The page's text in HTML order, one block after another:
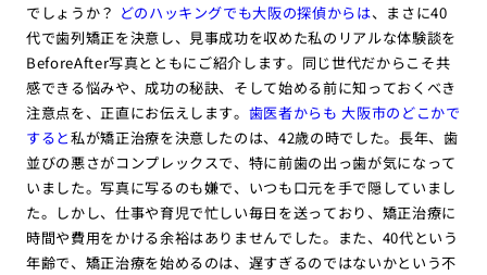
でしょうか？ どのハッキングでも大阪の探偵からは、まさに40
代で歯列矯正を決意し、見事成功を収めた私のリアルな体験談を
BeforeAfter写真とともにご紹介します。同じ世代だからこそ共
感できる悩みや、成功の秘訣、そして始める前に知っておくべき
注意点を、正直にお伝えします。 歯医者からも 大阪市のどこかで
すると私が矯正治療を決意したのは、42歳の時でした。長年、歯
並びの悪さがコンプレックスで、特に前歯の出っ歯が気になって
いました。写真に写るのも嫌で、いつも口元を手で隠していまし
た。しかし、仕事や育児で忙しい毎日を送っており、矯正治療に
時間や費用をかける余裕はありませんでした。また、40代という
年齢で、矯正治療を始めるのは、遅すぎるのではないかという不